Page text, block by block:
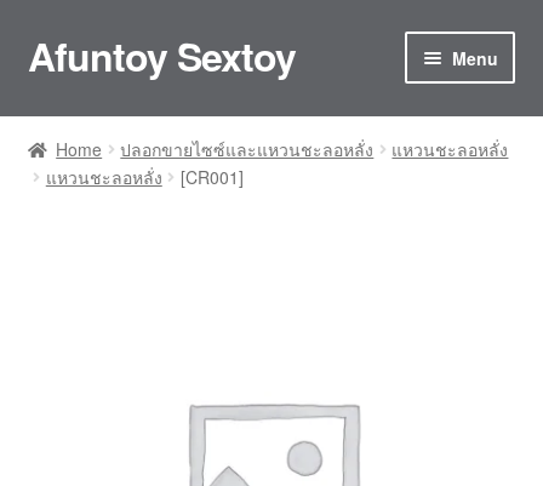
Skip
to
Skip
to
Afuntoy Sextoy Menu
Home
Cart
Home ปลอกขายไซซ์และแหวนชะลอหลั่ง
แหวนชะลอหลั่ง
แหวนชะลอหลั่ง
[CR001]